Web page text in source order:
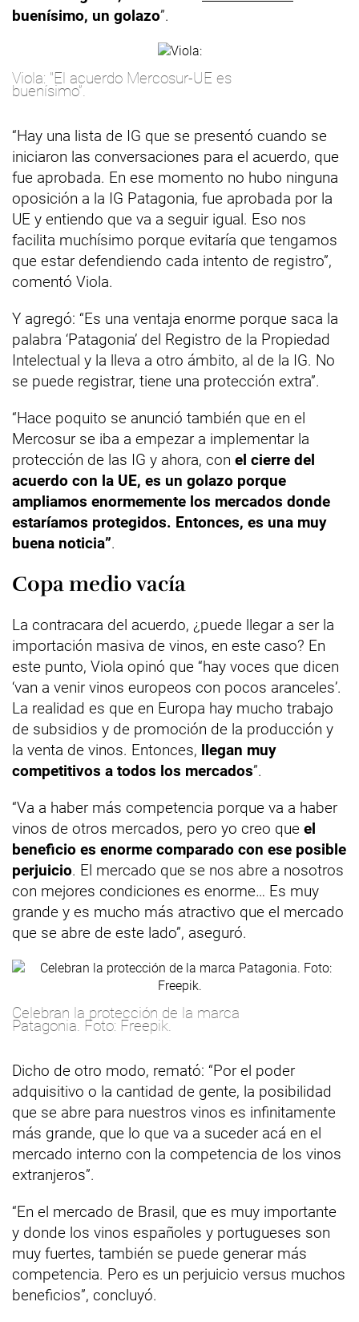
buenísimo, un golazo”.
Viola: "El acuerdo Mercosur-UE es
buenísimo”.
“Hay una lista de IG que se presentó cuando se
iniciaron las conversaciones para el acuerdo, que
fue aprobada. En ese momento no hubo ninguna
oposición a la IG Patagonia, fue aprobada por la
UE y entiendo que va a seguir igual. Eso nos
facilita muchísimo porque evitaría que tengamos
que estar defendiendo cada intento de registro”,
comentó Viola.
Y agregó: “Es una ventaja enorme porque saca la
palabra ‘Patagonia’ del Registro de la Propiedad
Intelectual y la lleva a otro ámbito, al de la IG. No
se puede registrar, tiene una protección extra”.
“Hace poquito se anunció también que en el
Mercosur se iba a empezar a implementar la
protección de las IG y ahora, con el cierre del
acuerdo con la UE, es un golazo porque
ampliamos enormemente los mercados donde
estaríamos protegidos. Entonces, es una muy
buena noticia”.
Copa medio vacía
La contracara del acuerdo, ¿puede llegar a ser la
importación masiva de vinos, en este caso? En
este punto, Viola opinó que “hay voces que dicen
‘van a venir vinos europeos con pocos aranceles’.
La realidad es que en Europa hay mucho trabajo
de subsidios y de promoción de la producción y
la venta de vinos. Entonces, llegan muy
competitivos a todos los mercados”.
“Va a haber más competencia porque va a haber
vinos de otros mercados, pero yo creo que el
beneficio es enorme comparado con ese posible
perjuicio. El mercado que se nos abre a nosotros
con mejores condiciones es enorme… Es muy
grande y es mucho más atractivo que el mercado
que se abre de este lado”, aseguró.
Celebran la protección de la marca
Patagonia. Foto: Freepik.
Dicho de otro modo, remató: “Por el poder
adquisitivo o la cantidad de gente, la posibilidad
que se abre para nuestros vinos es infinitamente
más grande, que lo que va a suceder acá en el
mercado interno con la competencia de los vinos
extranjeros”.
“En el mercado de Brasil, que es muy importante
y donde los vinos españoles y portugueses son
muy fuertes, también se puede generar más
competencia. Pero es un perjuicio versus muchos
beneficios”, concluyó.